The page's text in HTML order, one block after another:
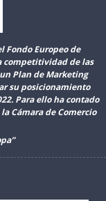
Fondo Europeo de
competitividad de las
Plan de Marketing
su posicionamiento
Para ello ha contado
Cámara de Comercio